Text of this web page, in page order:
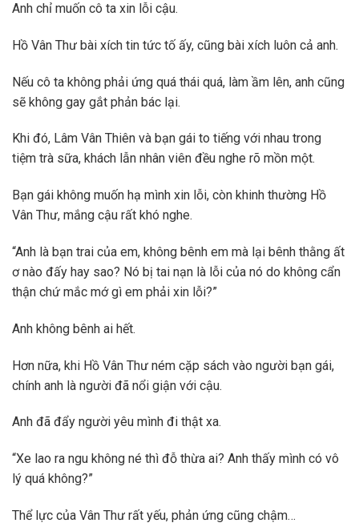
Anh chỉ muốn cô ta xin lỗi cậu.
Hồ Vân Thư bài xích tin tức tố ấy, cũng bài xích luôn cả anh.
Nếu cô ta không phải ứng quá thái quá, làm ầm lên, anh cũng
sẽ không gay gắt phản bác lại.
Khi đó, Lâm Vân Thiên và bạn gái to tiếng với nhau trong
tiệm trà sữa, khách lẫn nhân viên đều nghe rõ mồn một.
Bạn gái không muốn hạ mình xin lỗi, còn khinh thường Hồ
Vân Thư, mắng cậu rất khó nghe.
“Anh là bạn trai của em, không bênh em mà lại bênh thằng ất
ơ nào đấy hay sao? Nó bị tai nạn là lỗi của nó do không cẩn
thận chứ mắc mớ gì em phải xin lỗi?”
Anh không bênh ai hết.
Hơn nữa, khi Hồ Vân Thư ném cặp sách vào người bạn gái,
chính anh là người đã nổi giận với cậu.
Anh đã đẩy người yêu mình đi thật xa.
“Xe lao ra ngu không né thì đỗ thừa ai? Anh thấy mình có vô
lý quá không?”
Thể lực của Vân Thư rất yếu, phản ứng cũng chậm…